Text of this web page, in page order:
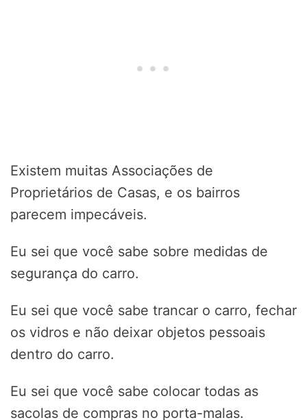
Existem muitas Associações de
Proprietários de Casas, e os bairros
parecem impecáveis.
Eu sei que você sabe sobre medidas de
segurança do carro.
Eu sei que você sabe trancar o carro, fechar
os vidros e não deixar objetos pessoais
dentro do carro.
Eu sei que você sabe colocar todas as
sacolas de compras no porta-malas.